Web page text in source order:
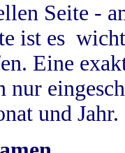
Seite -
ist es
Eine
nur
und Jahr.